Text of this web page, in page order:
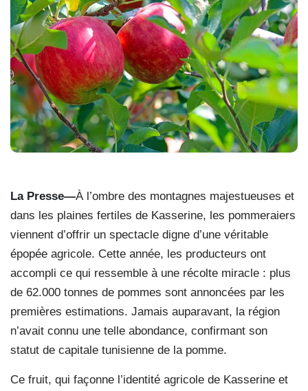
La Presse—À l’ombre des montagnes majestueuses et
dans les plaines fertiles de Kasserine, les pommeraiers
viennent d’offrir un spectacle digne d’une véritable
épopée agricole. Cette année, les producteurs ont
accompli ce qui ressemble à une récolte miracle : plus
de 62.000 tonnes de pommes sont annoncées par les
premières estimations. Jamais auparavant, la région
n’avait connu une telle abondance, confirmant son
statut de capitale tunisienne de la pomme.
Ce fruit, qui façonne l’identité agricole de Kasserine et